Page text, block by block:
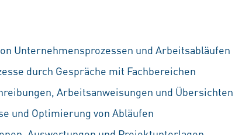
Unternehmensprozessen und Arbeitsabläufen
durch Gespräche mit Fachbereichen
Arbeitsanweisungen und Übersichten
und Optimierung von Abläufen